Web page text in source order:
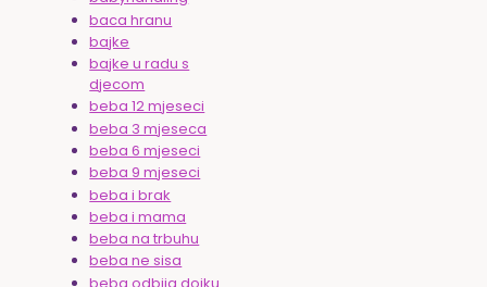
baca hranu
bajke
bajke u radu s
djecom
beba 12 mjeseci
beba 3 mjeseca
beba 6 mjeseci
beba 9 mjeseci
beba i brak
beba i mama
beba na trbuhu
beba ne sisa